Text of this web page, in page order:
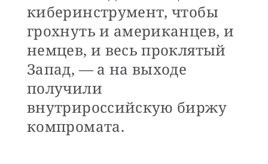
киберинструмент, чтобы
грохнуть и американцев, и
немцев, и весь проклятый
Запад, — а на выходе
получили
внутрироссийскую биржу
компромата.